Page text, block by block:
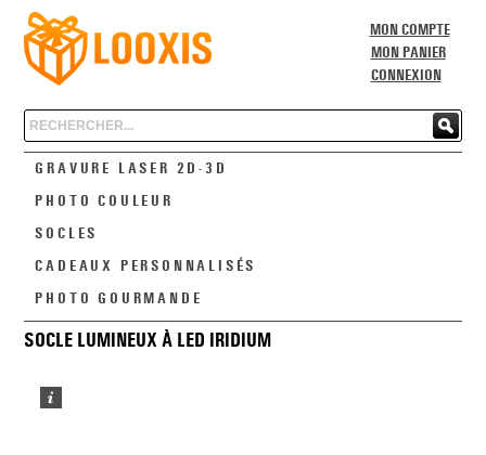
MON COMPTE
MON PANIER
CONNEXION
Chercher
GRAVURE LASER 2D-3D
PHOTO COULEUR
SOCLES
CADEAUX PERSONNALISÉS
PHOTO GOURMANDE
SOCLE LUMINEUX À LED IRIDIUM